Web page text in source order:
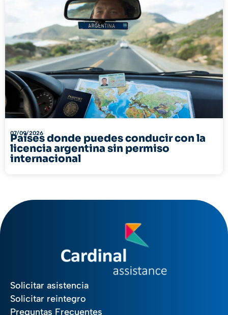
07/09/2026
Países donde puedes conducir con la
licencia argentina sin permiso
internacional
Solicitar asistencia
Solicitar reintegro
Preguntas Frecuentes